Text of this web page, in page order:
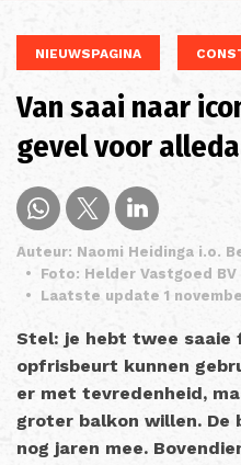
NIEUWSPAGINA
Van saai naar
gevel voor
Auteur: Naomi Heidinga i.o.
•
Foto: Helder Vastgoed BV
•
Laatste update 1
Stel: je hebt twee saaie
opfrisbeurt kunnen
er met tevredenheid,
groter balkon willen. De
nog jaren mee.